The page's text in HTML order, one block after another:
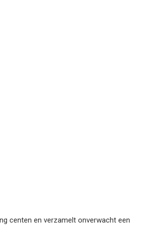
centen en verzamelt onverwacht een